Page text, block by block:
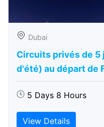
Dubai
Circuits privés de 5
d'été) au départ de
5 Days 8 Hours
View Details